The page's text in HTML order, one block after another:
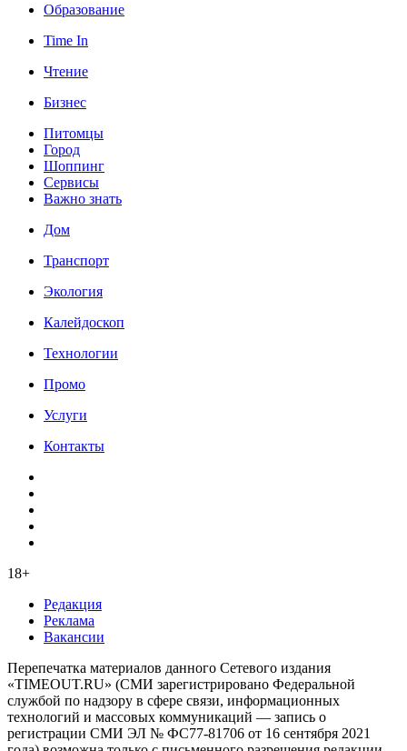
Образование
Time In
Чтение
Бизнес
Питомцы
Город
Шоппинг
Сервисы
Важно знать
Дом
Транспорт
Экология
Калейдоскоп
Технологии
Промо
Услуги
Контакты
18+
Редакция
Реклама
Вакансии
Перепечатка материалов данного Сетевого издания
«TIMEOUT.RU» (СМИ зарегистрировано Федеральной
службой по надзору в сфере связи, информационных
технологий и массовых коммуникаций — запись о
регистрации СМИ ЭЛ № ФС77-81706 от 16 сентября 2021